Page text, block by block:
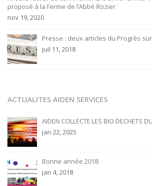
proposé à la Ferme de l’Abbé Rozier
nov 19, 2020
Presse : deux articles du Progrès
juil 11, 2018
ACTUALITES AIDEN SERVICES
AIDEN COLLECTE LES BIO DECHETS
jan 22, 2025
Bonne année 2018
jan 4, 2018